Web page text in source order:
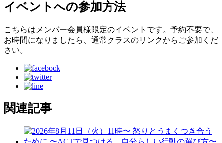
イベントへの参加方法
こちらはメンバー会員様限定のイベントです。予約不要で、
お時間になりましたら、通常クラスのリンクからご参加くだ
さい。
関連記事